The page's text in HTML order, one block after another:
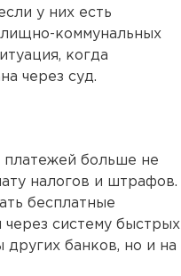
у них есть
коммунальных
когда
через суд.
платежей больше не
налогов и штрафов.
бесплатные
систему быстрых
других банков, но и на